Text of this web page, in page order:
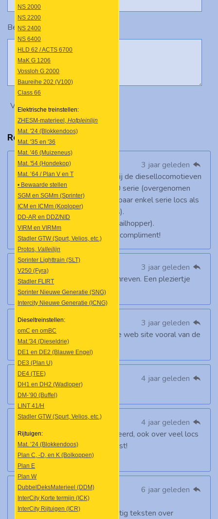
Bericht *
Verstuur reactie
Reacties
MJ vd Meer
3 jaar geleden
Hele leuke site, ik mis echter bij de diesellocomotieven
de 2600 serie (Beel), de 2900 serie (overgenomen
van de staatsmijnen enen een paar enkel serie locs als
de 2500 en de 2800 (Nautilus).
Bij de treinstellen de SM90 (Railhopper).
Verder erg overzichtelijke site, compliment!
Ruud Bos
3 jaar geleden
Leuke site, lekker luchtig geschreven. Een pleziertje
om doorheen te browsen.
Allert Bosman
3 jaar geleden
Wat een mooie fotos op dezee web site vooral van de
locomootieven
TsA
4 jaar geleden
een mooi opgezette site .
Dominik
4 jaar geleden
Erg interessante site! Veel geleerd, ook over veel locs
waarvan ik eigenlijk niks van wist!
Ga zo door!
Marcel Palmen
6 jaar geleden
Beste treinfanaten,
Als vertaler, vertaal ik regelmatig teksten over
NS 2000
NS 2200
NS 2400
NS 6400
HLD 62 / ACTS 6700
MaK G 1206
Vossloh G 2000
Baureihe 202 (V100)
Class 66
Elektrische treinstellen:
ZHESM-materieel,Hofpleinlijn
Mat. '24 (Blokkendoos)
Mat. '35 en '36
Mat. '46 (Muizeneus)
Mat. '54 (Hondekop)
Mat. ’64 / Plan V en T
• Bewaarde stellen
SGM en SGMm (Sprinter)
ICM en ICMm (Koploper)
DD-AR en DDZ/NID
VIRM en VIRMm
Stadler GTW (Spurt, Velios, etc.)
Protos, Valleilijn
Sprinter Lighttrain (SLT)
V250 (Fyra)
Stadler FLIRT
Sprinter Nieuwe Generatie (SNG)
Intercity Nieuwe Generatie (ICNG)
Dieseltreinstellen:
omC en omBC
Mat.'34 (Dieseldrie)
DE1 en DE2 (Blauwe Engel)
DE3 (Plan U)
DE4 (TEE)
DH1 en DH2 (Wadloper)
DM-’90 (Buffel)
LINT 41/H
Stadler GTW (Spurt, Velios, etc.)
Rijtuigen:
Mat. ’24 (Blokkendoos)
Plan C, -D, en K (Bolkoppen)
Plan E
Plan W
DubbelDeksMaterieel (DDM)
InterCity Korte termijn (ICK)
InterCity Rijtuigen (ICR)